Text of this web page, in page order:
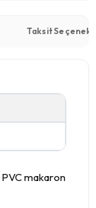
Taksit
PVC makaron